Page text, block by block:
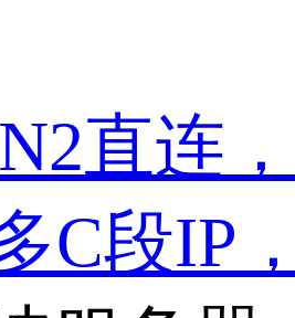
直连
C段IP